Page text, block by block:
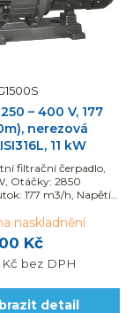
– 400 V, 177
nerezová
11 kW
filtrační čerpadlo,
Otáčky: 2850
177 m3/h, Napětí:
Kč
bez DPH
naskladnění
detail